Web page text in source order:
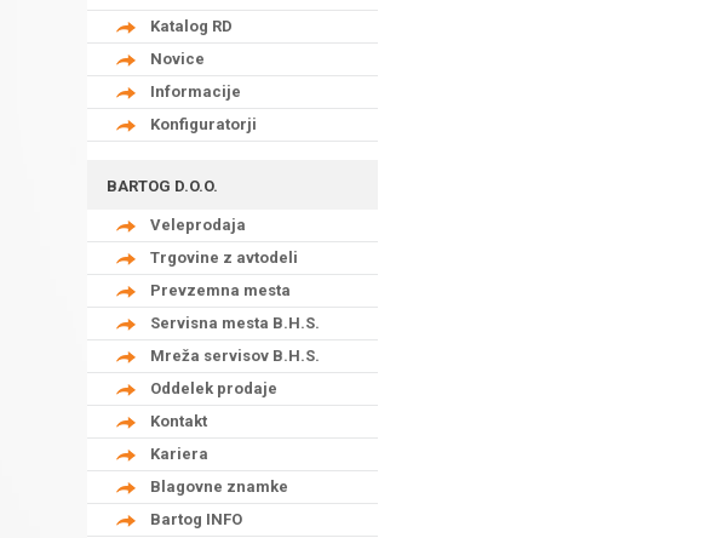
Katalog RD
Novice
Informacije
Konfiguratorji
BARTOG D.O.O.
Veleprodaja
Trgovine z avtodeli
Prevzemna mesta
Servisna mesta B.H.S.
Mreža servisov B.H.S.
Oddelek prodaje
Kontakt
Kariera
Blagovne znamke
Bartog INFO